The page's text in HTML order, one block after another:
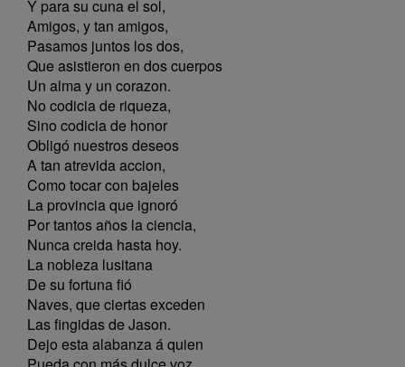
Y para su cuna el sol,
Amigos, y tan amigos,
Pasamos juntos los dos,
Que asistieron en dos cuerpos
Un alma y un corazon.
No codicia de riqueza,
Sino codicia de honor
Obligó nuestros deseos
A tan atrevida accion,
Como tocar con bajeles
La provincia que ignoró
Por tantos años la ciencia,
Nunca creida hasta hoy.
La nobleza lusitana
De su fortuna fió
Naves, que ciertas exceden
Las fingidas de Jason.
Dejo esta alabanza á quien